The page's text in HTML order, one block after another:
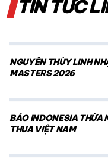
TIN TỨC
NGUYỄN THÙY LINH
MASTERS 2026
BÁO INDONESIA THỪA
THUA VIỆT NAM